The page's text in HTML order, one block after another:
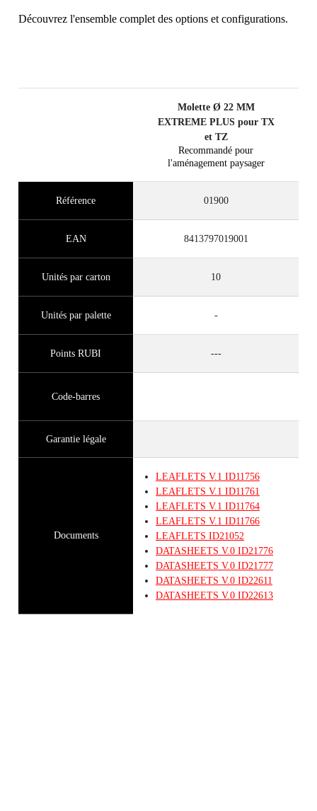
Découvrez l'ensemble complet des options et configurations.
Molette Ø 22 MM
EXTREME PLUS pour TX
et TZ
Recommandé pour
l'aménagement paysager
Référence 01900
EAN 8413797019001
Unités par carton 10
Unités par palette -
Points RUBI ---
Code-barres
Garantie légale
Documents
LEAFLETS V.1 ID11756
LEAFLETS V.1 ID11761
LEAFLETS V.1 ID11764
LEAFLETS V.1 ID11766
LEAFLETS ID21052
DATASHEETS V.0 ID21776
DATASHEETS V.0 ID21777
DATASHEETS V.0 ID22611
DATASHEETS V.0 ID22613